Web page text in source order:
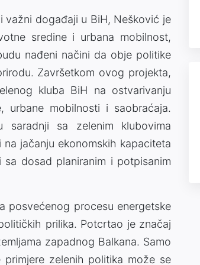
događaji u BiH, Nešković je
sredine i urbana mobilnost,
nađeni načini da obje politike
Završetkom ovog projekta,
kluba BiH na ostvarivanju
urbane mobilnosti i saobraćaja.
sa zelenim klubovima
jačanju ekonomskih kapaciteta
dosad planiranim i potpisanim
posvećenog procesu energetske
prilika. Potcrtao je značaj
zapadnog Balkana. Samo
zelenih politika može se